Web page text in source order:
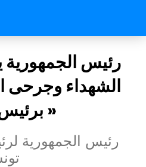
رئيس الجمهورية
الشهداء وجرحى
برئيس مؤسسة « فداء »
رئيس الجمهورية